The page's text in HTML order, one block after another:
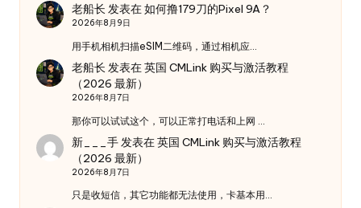
老船长 发表在如何撸179刀的Pixel 9A？
2026年8月9日
用手机相机扫描eSIM二维码，通过相机应…
老船长 发表在英国 CMLink 购买与激活教程
（2026 最新）
2026年8月7日
那你可以试试这个，可以正常打电话和上网 …
新___手 发表在英国 CMLink 购买与激活教程
（2026 最新）
2026年8月7日
只是收短信，其它功能都无法使用，卡基本用…